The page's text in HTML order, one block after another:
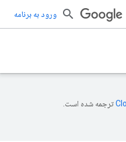
ورود به برنامه
ترجمه شده است.